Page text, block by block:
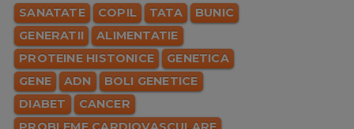
SANATATE COPIL TATA
BUNIC
GENERATII
ALIMENTATIE
PROTEINE HISTONICE
GENETICA
GENE
ADN
BOLI GENETICE
DIABET
CANCER